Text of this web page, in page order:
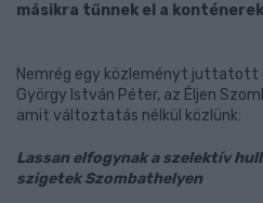
másikra tűnnek el a
Nemrég egy közleményt juttatott
György István Péter, az Éljen
amit változtatás nélkül közlünk:
Lassan elfogynak a szelektív
szigetek Szombathelyen